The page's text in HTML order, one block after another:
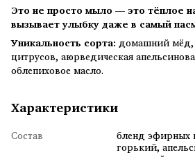
Это не просто мыло — это тёплое
вызывает улыбку даже в самый
Уникальность сорта: домашний
цитрусов, аюрведическая
облепиховое масло.
Характеристики
Состав бленд эфирных
горький,